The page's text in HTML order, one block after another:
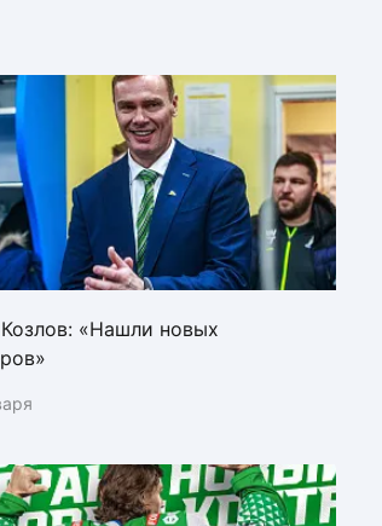
«Нашли новых